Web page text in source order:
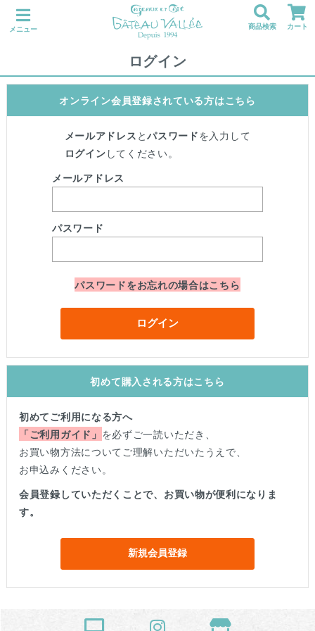
メニュー 商品検索 カート
ログイン
オンライン会員登録されている方はこちら
メールアドレス とパスワードを入力して
ログイン してください。
メールアドレス
パスワード
パスワードをお忘れの場合はこちら
ログイン
初めて購入される方はこちら
初めてご利用になる方へ
「ご利用ガイド」 を必ずご一読いただき、
お買い物方法についてご理解いただいたうえで、
お申込みください。
会員登録していただくことで、お買い物が便利になりま
す。
新規会員登録